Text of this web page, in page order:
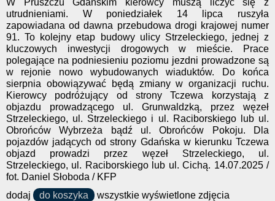
W Pruszczu Gdańskim kierowcy muszą liczyć się z
utrudnieniami. W poniedziałek 14 lipca ruszyła
zapowiadana od dawna przebudowa drogi krajowej numer
91. To kolejny etap budowy ulicy Strzeleckiego, jednej z
kluczowych inwestycji drogowych w mieście. Prace
polegające na podniesieniu poziomu jezdni prowadzone są
w rejonie nowo wybudowanych wiaduktów. Do końca
sierpnia obowiązywać będą zmiany w organizacji ruchu.
Kierowcy podróżujący od strony Tczewa korzystają z
objazdu prowadzącego ul. Grunwaldzką, przez węzeł
Strzeleckiego, ul. Strzeleckiego i ul. Raciborskiego lub ul.
Obrońców Wybrzeża bądź ul. Obrońców Pokoju. Dla
pojazdów jadących od strony Gdańska w kierunku Tczewa
objazd prowadzi przez węzeł Strzeleckiego, ul.
Strzeleckiego, ul. Raciborskiego lub ul. Cichą. 14.07.2025 /
fot. Daniel Słoboda / KFP
dodaj
do koszyka
wszystkie wyświetlone zdjęcia